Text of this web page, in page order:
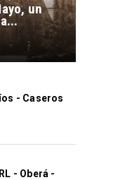
un
- Caseros
- Oberá -